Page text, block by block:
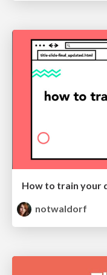
How to train your
notwaldorf